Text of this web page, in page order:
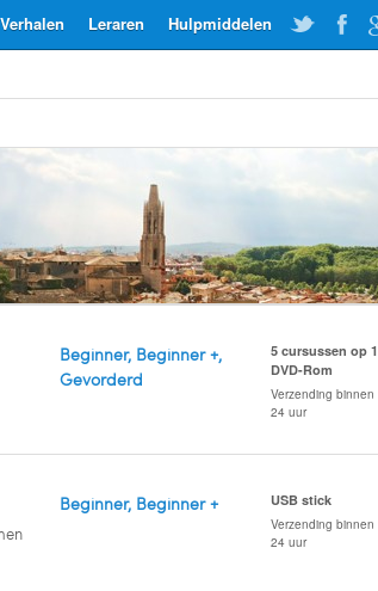
Hulpmiddelen
Leraren
Verhalen
Beginner, Beginner +,
Gevorderd
5 cursussen op 1
DVD-Rom
Verzending binnen
24 uur
Beginner, Beginner + USB stick
Verzending binnen
24 uur